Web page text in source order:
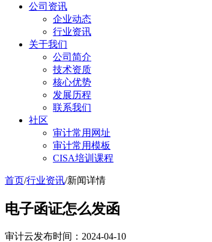
公司资讯
企业动态
行业资讯
关于我们
公司简介
技术资质
核心优势
发展历程
联系我们
社区
审计常用网址
审计常用模板
CISA培训课程
首页/行业资讯/新闻详情
电子函证怎么发函
审计云发布时间：2024-04-10